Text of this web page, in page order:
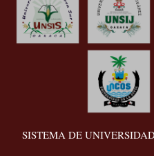
SISTEMA DE